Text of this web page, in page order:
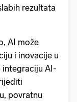
rezultata
AI može
i inovacije u
integraciju AI-
povratnu